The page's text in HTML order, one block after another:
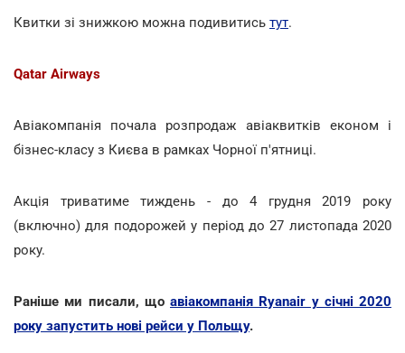
Квитки зі знижкою можна подивитись тут.
Qatar Airways
Авіакомпанія почала розпродаж авіаквитків економ і
бізнес-класу з Києва в рамках Чорної п'ятниці.
Акція триватиме тиждень - до 4 грудня 2019 року
(включно) для подорожей у період до 27 листопада 2020
року.
Раніше ми писали, що авіакомпанія Ryanair у січні 2020
року запустить нові рейси у Польщу.